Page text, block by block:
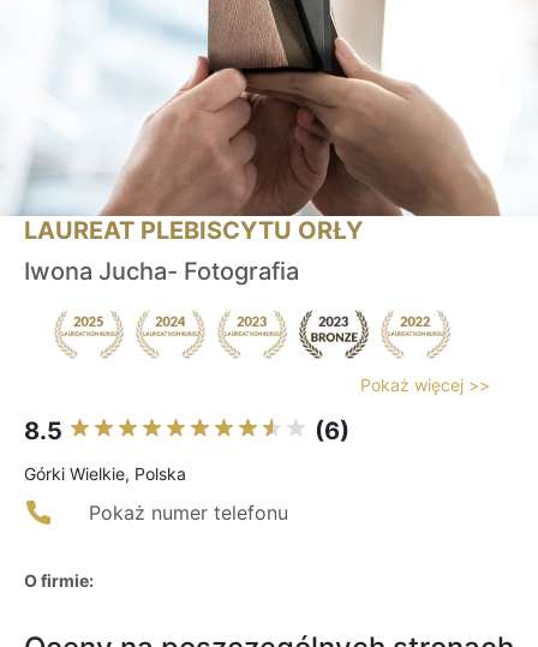
LAUREAT PLEBISCYTU ORŁY
Iwona Jucha- Fotografia
Pokaż więcej >>
8.5 (6)
Górki Wielkie, Polska
Pokaż numer telefonu
O firmie: